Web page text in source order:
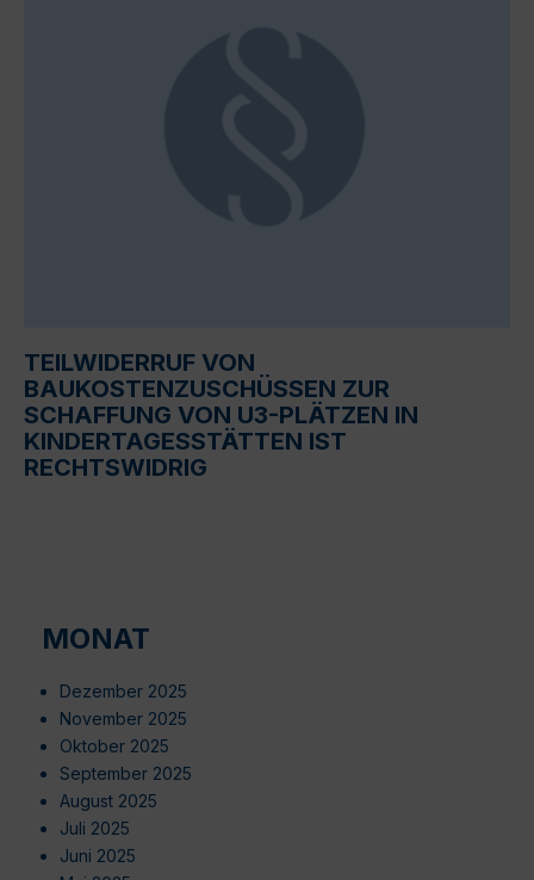
TEILWIDERRUF VON
BAUKOSTENZUSCHÜSSEN ZUR
SCHAFFUNG VON U3-PLÄTZEN IN
KINDERTAGESSTÄTTEN IST
RECHTSWIDRIG
MONAT
Dezember 2025
November 2025
Oktober 2025
September 2025
August 2025
Juli 2025
Juni 2025